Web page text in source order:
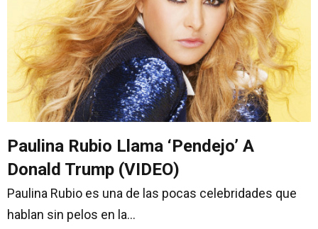
Paulina Rubio Llama ‘Pendejo’ A
Donald Trump (VIDEO)
Paulina Rubio es una de las pocas celebridades que
hablan sin pelos en la...